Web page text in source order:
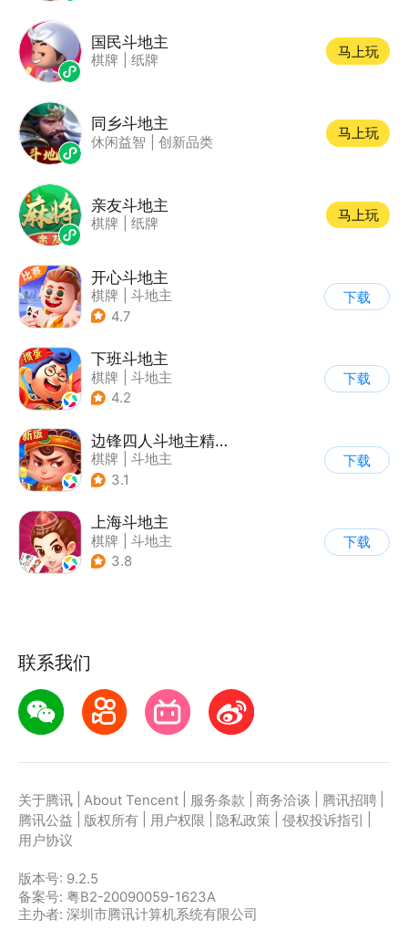
国民斗地主
棋牌 纸牌
马上玩
同乡斗地主
休闲益智 创新品类
马上玩
亲友斗地主
棋牌 纸牌
马上玩
开心斗地主
棋牌
斗地主
4.7
下载
下班斗地主
棋牌
斗地主
4.2
下载
边锋四人斗地主精简版
棋牌
斗地主
3.1
下载
上海斗地主
棋牌
斗地主
3.8
下载
联系我们
关于腾讯 About Tencent 服务条款 商务洽谈 腾讯招聘
腾讯公益
版权所有 用户权限 隐私政策 侵权投诉指引
用户协议
版本号: 9.2.5
备案号: 粤B2-20090059-1623A
主办者: 深圳市腾讯计算机系统有限公司